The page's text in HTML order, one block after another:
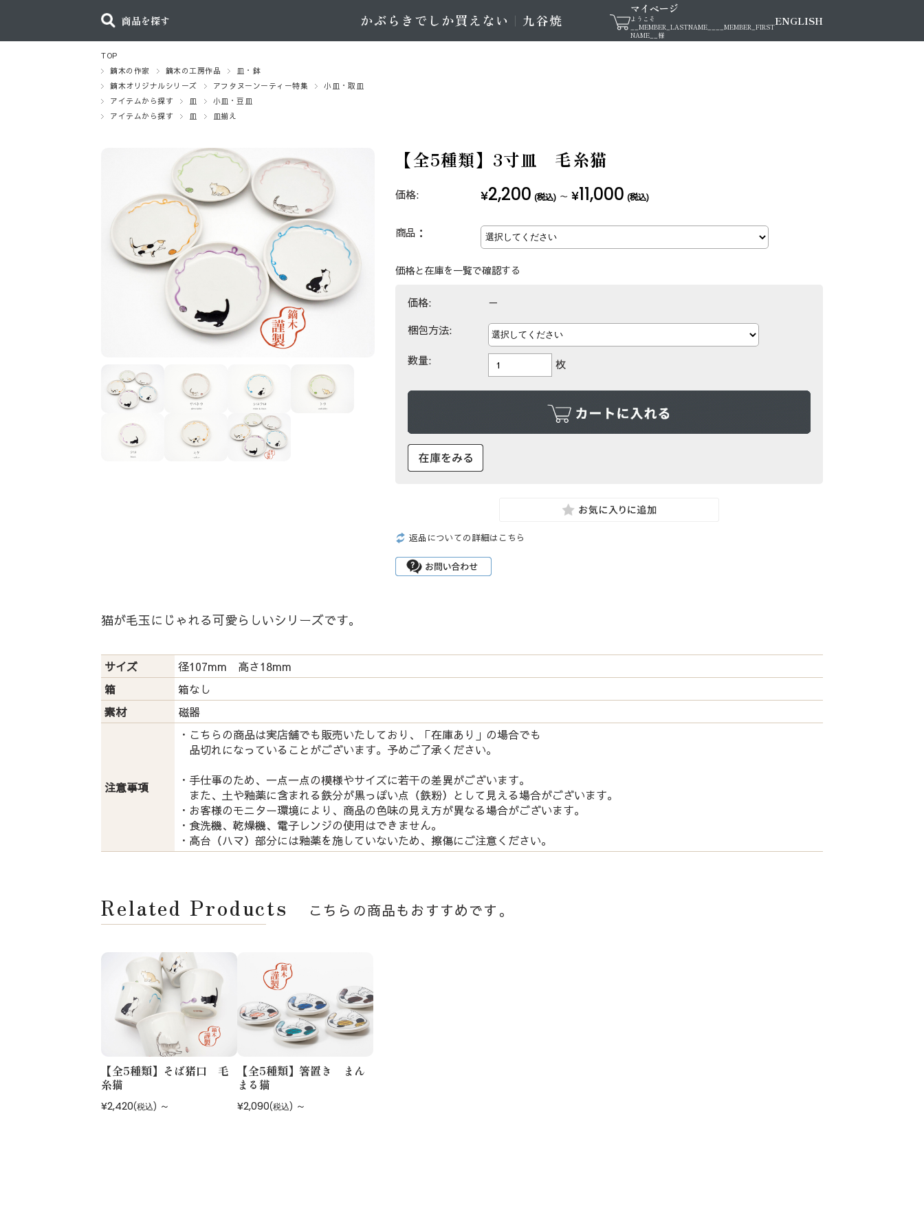
商品を探す
マイページ
ようこそ
__MEMBER_LASTNAME__
__MEMBER_FIRST
NAME__ 様
ENGLISH
TOP
鏑木の作家
鏑木の工房作品
皿・鉢
鏑木オリジナルシリーズ
アフタヌーンーティー特集
小皿・取皿
アイテムから探す
皿
小皿・豆皿
アイテムから探す
皿 皿揃え
【全5種類】3寸皿 毛糸猫
価格: ¥2,200 (税込) ～ ¥11,000 (税込)
商品：
価格と在庫を一覧で確認する
価格: －
梱包方法:
数量: 枚
返品についての詳細はこちら
猫が毛玉にじゃれる可愛らしいシリーズです。
サイズ
径107mm 高さ18mm
箱
箱なし
素材
磁器
注意事項
・こちらの商品は実店舗でも販売いたしており、「在庫あり」の場合でも
品切れになっていることがございます。予めご了承ください。
・手仕事のため、一点一点の模様やサイズに若干の差異がございます。
また、土や釉薬に含まれる鉄分が黒っぽい点（鉄粉）として見える場合がございます。
・お客様のモニター環境により、商品の色味の見え方が異なる場合がございます。
・食洗機、乾燥機、電子レンジの使用はできません。
・高台（ハマ）部分には釉薬を施していないため、擦傷にご注意ください。
Related Products
【全5種類】そば猪口 毛
糸猫
¥2,420(税込) ～
【全5種類】箸置き まん
まる猫
¥2,090(税込) ～